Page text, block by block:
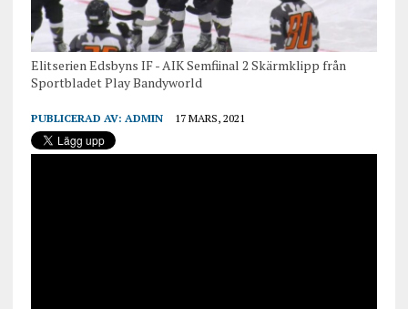
Elitserien Edsbyns IF - AIK Semfiinal 2 Skärmklipp från
Sportbladet Play Bandyworld
PUBLICERAD AV: ADMIN 17 MARS, 2021